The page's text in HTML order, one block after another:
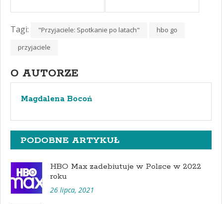
Tagi: "Przyjaciele: Spotkanie po latach"
hbo go
przyjaciele
O AUTORZE
Magdalena Bocoń
PODOBNE ARTYKUŁ
HBO Max zadebiutuje w Polsce w 2022
roku
26 lipca, 2021